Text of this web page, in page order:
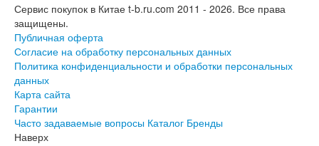
Сервис покупок в Китае t-b.ru.com 2011 - 2026. Все права
защищены.
Публичная оферта
Согласие на обработку персональных данных
Политика конфиденциальности и обработки персональных
данных
Карта сайта
Гарантии
Часто задаваемые вопросы Каталог Бренды
Наверх